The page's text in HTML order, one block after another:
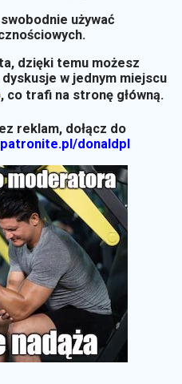
używać
dzięki temu możesz
w jednym miejscu
, co trafi na stronę główną.
reklam, dołącz do
donaldpl